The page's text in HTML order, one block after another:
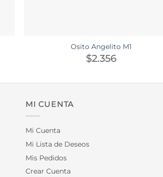
Osito Angelito M1
$2.356
MI CUENTA
Mi Cuenta
Mi Lista de Deseos
Mis Pedidos
Crear Cuenta